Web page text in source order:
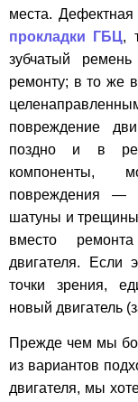
места.
прокладки ГБЦ,
зубчатый
ремонту; в то же
повреждение
поздно и в
компоненты,
повреждения —
шатуны и
вместо
двигателя. Если
точки зрения,
новый двигатель
Прежде чем мы
из вариантов
двигателя, мы